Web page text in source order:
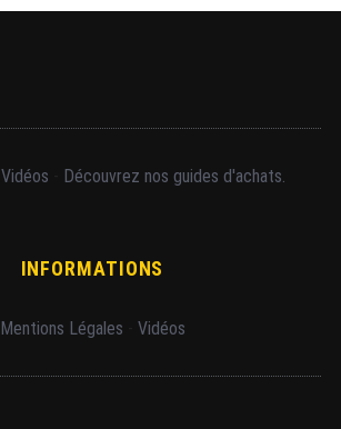
Vidéos Découvrez nos guides d'achats.
INFORMATIONS
Mentions Légales Vidéos